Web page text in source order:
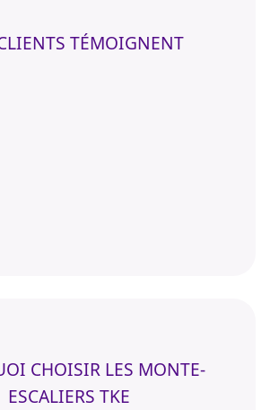
TÉMOIGNENT
CHOISIR LES MONTE-
ESCALIERS TKE